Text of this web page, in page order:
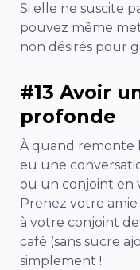
Si elle ne suscite
pouvez même
non désirés pour
#13 Avoir
profonde
À quand remonte
eu une
ou un conjoint en
Prenez votre
à votre conjoint de
café (sans sucre
simplement !